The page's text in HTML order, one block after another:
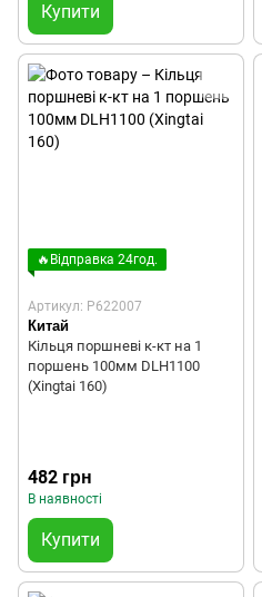
Купити
🔥Відправка 24год.
Артикул: P622007
Китай
Кільця поршневі к-кт на 1
поршень 100мм DLH1100
(Xingtai 160)
482 грн
В наявності
Купити